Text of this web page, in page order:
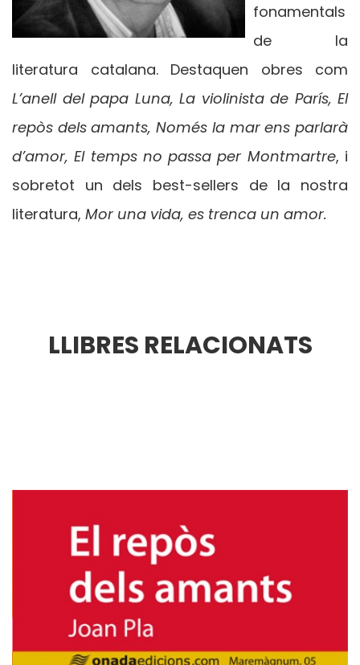
fonamentals
de la
literatura catalana. Destaquen obres com
L’anell del papa Luna, La violinista de París, El
repòs dels amants, Només la mar ens parlarà
d’amor, El temps no passa per Montmartre, i
sobretot un dels best-sellers de la nostra
literatura, Mor una vida, es trenca un amor.
LLIBRES RELACIONATS